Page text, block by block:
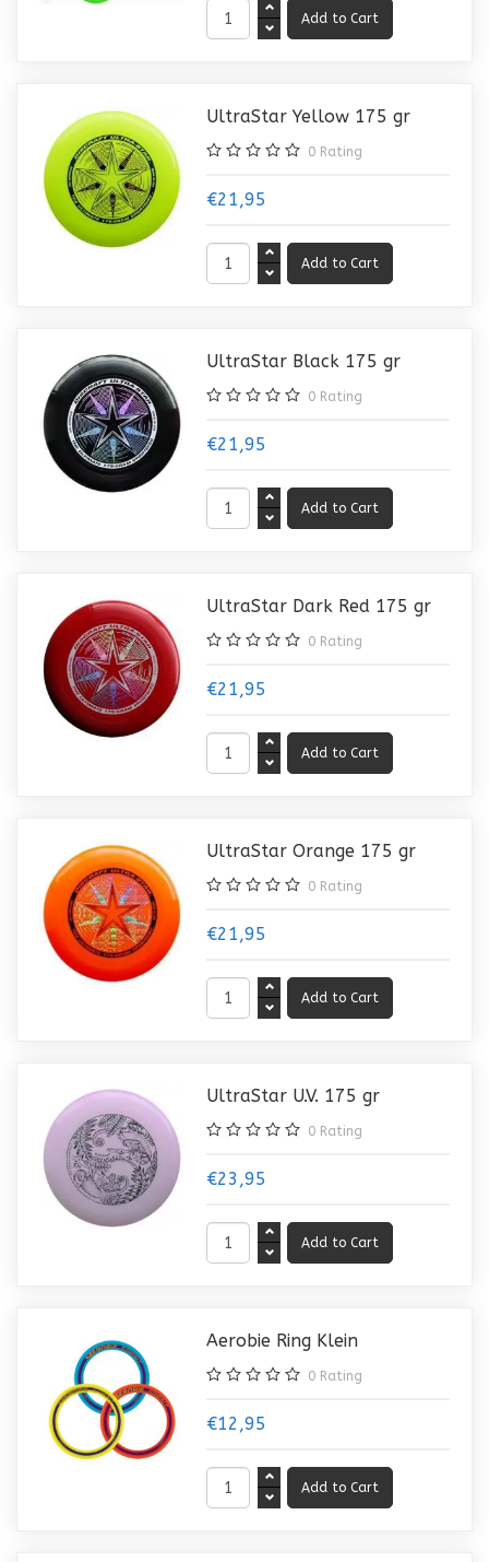
UltraStar Yellow 175 gr
0 Rating
€21,95
UltraStar Black 175 gr
0 Rating
€21,95
UltraStar Dark Red 175 gr
0 Rating
€21,95
UltraStar Orange 175 gr
0 Rating
€21,95
UltraStar U.V. 175 gr
0 Rating
€23,95
Aerobie Ring Klein
0 Rating
€12,95